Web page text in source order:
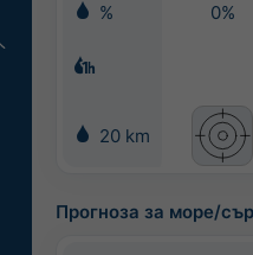
%
0%
20 km
Прогноза за море/